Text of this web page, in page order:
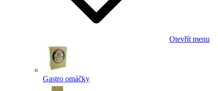
Otevřít menu
Gastro omáčky